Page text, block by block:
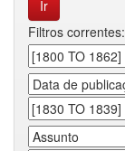
Filtros correntes: